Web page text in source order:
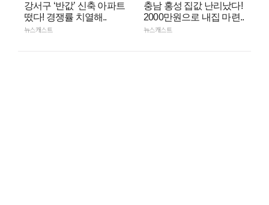
강서구 ‘반값’ 신축 아파트
떴다! 경쟁률 치열해..
뉴스캐스트
충남 홍성 집값 난리났다!
2000만원으로 내집 마련..
뉴스캐스트